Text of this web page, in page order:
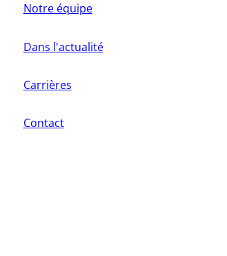
Notre équipe
Dans l'actualité
Carrières
Contact